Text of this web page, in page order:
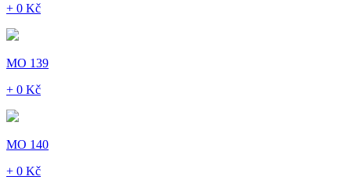
+ 0 Kč
MO 139
+ 0 Kč
MO 140
+ 0 Kč